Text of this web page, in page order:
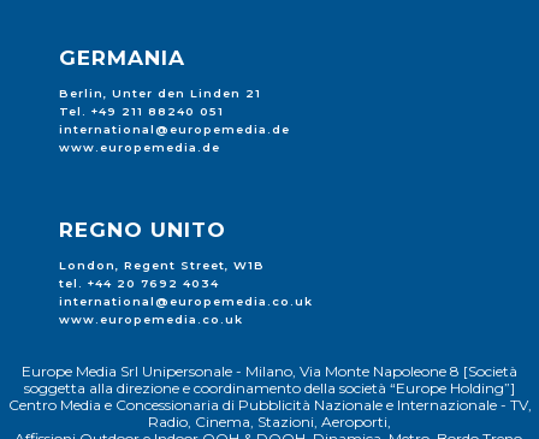
GERMANIA
Berlin, Unter den Linden 21
Tel. +49 211 88240 051
international@europemedia.de
www.europemedia.de
REGNO UNITO
London, Regent Street, W1B
tel. +44 20 7692 4034
international@europemedia.co.uk
www.europemedia.co.uk
Europe Media Srl Unipersonale - Milano, Via Monte Napoleone 8 [Società
soggetta alla direzione e coordinamento della società “Europe Holding”]
Centro Media e Concessionaria di Pubblicità Nazionale e Internazionale - TV,
Radio, Cinema, Stazioni, Aeroporti,